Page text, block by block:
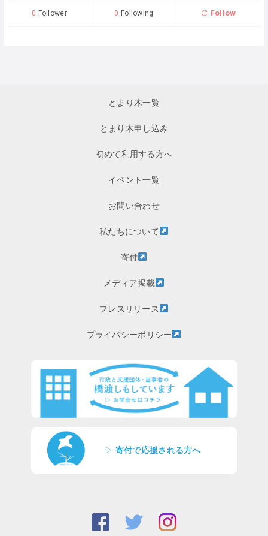
0 Follower 0 Following Follow
とまり木一覧
とまり木申し込み
初めて利用する方へ
イベント一覧
お問い合わせ
私たちについて
寄付
メディア掲載
プレスリリース
プライバシーポリシー
▷ 寄付で応援される方へ